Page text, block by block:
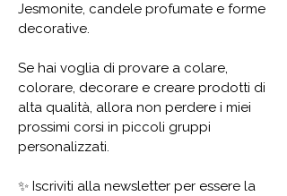
Jesmonite, candele profumate e forme
decorative.
Se hai voglia di provare a colare,
colorare, decorare e creare prodotti di
alta qualità, allora non perdere i miei
prossimi corsi in piccoli gruppi
personalizzati.
✨ Iscriviti alla newsletter per essere la